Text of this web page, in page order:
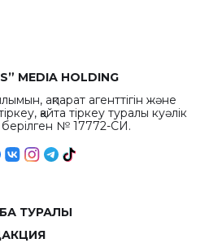
MEDIA HOLDING
ақпарат агенттігін және
қайта тіркеу туралы куәлік
№ 17772-СИ.
ТУРАЛЫ